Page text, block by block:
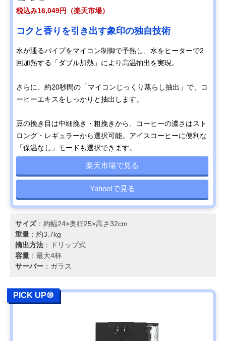
税込み16,049円（楽天市場）
コクと香りを引き出す象印の独自技術
水が通るパイプをマイコン制御で予熱し、水をヒーターで2
回加熱する「ダブル加熱」により高温抽出を実現。
さらに、約20秒間の「マイコンじっくり蒸らし抽出」で、コ
ーヒーエキスをしっかりと抽出します。
豆の挽き目は中細挽き・粗挽きから、コーヒーの濃さはスト
ロング・レギュラーから選択可能。アイスコーヒーに便利な
「保温なし」モードも選択できます。
楽天市場で見る
Yahoo!で見る
サイズ：約幅24×奥行25×高さ32cm
重量 ：約3.7kg
摘出方法 ：ドリップ式
容量 ：最大4杯
サーバー ：ガラス
PICK UP⑩